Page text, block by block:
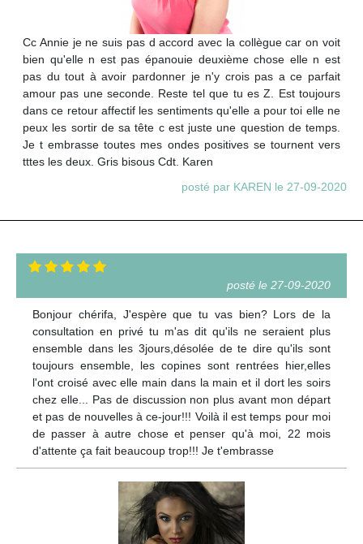
Cc Annie je ne suis pas d accord avec la collègue car on voit
bien qu'elle n est pas épanouie deuxième chose elle n est
pas du tout à avoir pardonner je n'y crois pas a ce parfait
amour pas une seconde. Reste tel que tu es Z. Est toujours
dans ce retour affectif les sentiments qu'elle a pour toi elle ne
peux les sortir de sa tête c est juste une question de temps.
Je t embrasse toutes mes ondes positives se tournent vers
tttes les deux. Gris bisous Cdt. Karen
posté par KAREN le 27-09-2020
posté le 27-09-2020
Bonjour chérifa, J'espère que tu vas bien? Lors de la
consultation en privé tu m'as dit qu'ils ne seraient plus
ensemble dans les 3jours,désolée de te dire qu'ils sont
toujours ensemble, les copines sont rentrées hier,elles
l'ont croisé avec elle main dans la main et il dort les soirs
chez elle... Pas de discussion non plus avant mon départ
et pas de nouvelles à ce-jour!!! Voilà il est temps pour moi
de passer à autre chose et penser qu'à moi, 22 mois
d'attente ça fait beaucoup trop!!! Je t'embrasse